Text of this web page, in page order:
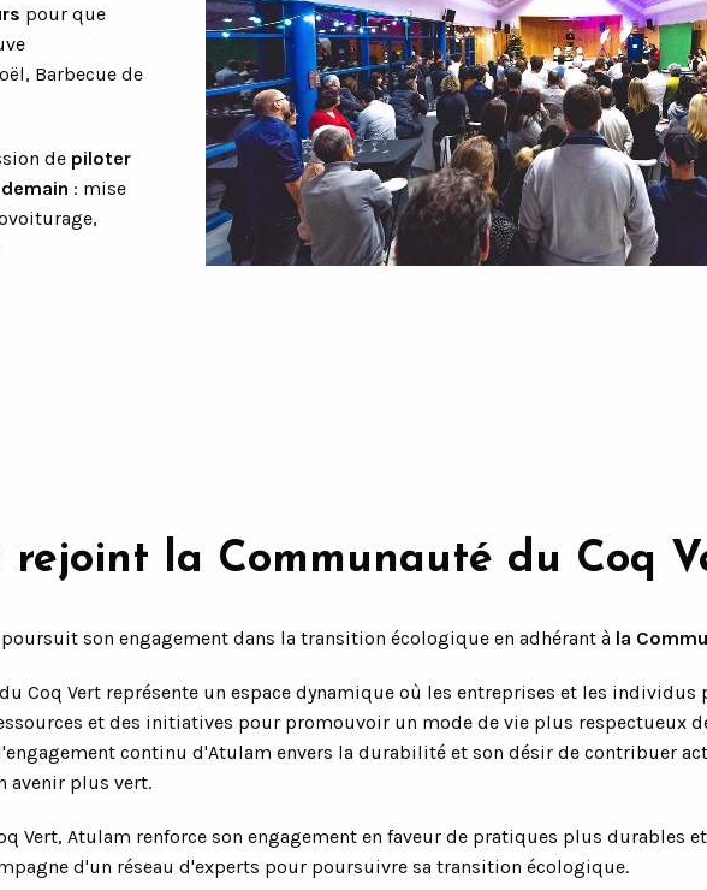
pour que
Barbecue de
de piloter
: mise
rejoint la Communauté du Coq
son engagement dans la transition écologique en adhérant à la
Coq Vert représente un espace dynamique où les entreprises et les individus
et des initiatives pour promouvoir un mode de vie plus respectueux
continu d'Atulam envers la durabilité et son désir de contribuer
avenir plus vert.
Vert, Atulam renforce son engagement en faveur de pratiques plus durables
d'un réseau d'experts pour poursuivre sa transition écologique.